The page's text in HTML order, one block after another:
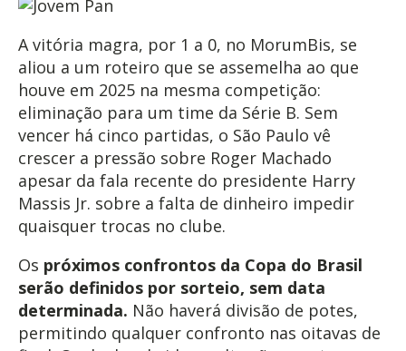
A vitória magra, por 1 a 0, no MorumBis, se
aliou a um roteiro que se assemelha ao que
houve em 2025 na mesma competição:
eliminação para um time da Série B. Sem
vencer há cinco partidas, o São Paulo vê
crescer a pressão sobre Roger Machado
apesar da fala recente do presidente Harry
Massis Jr. sobre a falta de dinheiro impedir
quaisquer trocas no clube.
Os próximos confrontos da Copa do Brasil
serão definidos por sorteio, sem data
determinada. Não haverá divisão de potes,
permitindo qualquer confronto nas oitavas de